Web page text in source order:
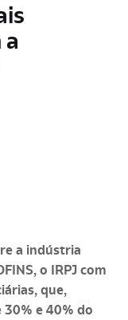
a indústria
o IRPJ com
que,
e 40% do